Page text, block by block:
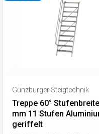
Günzburger Steigtechnik
Treppe 60°
mm 11 Stufen
geriffelt